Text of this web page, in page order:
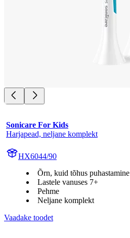
Sonicare For Kids
Harjapead, neljane komplekt
HX6044/90
Õrn, kuid tõhus puhastamine
Lastele vanuses 7+
Pehme
Neljane komplekt
Vaadake toodet